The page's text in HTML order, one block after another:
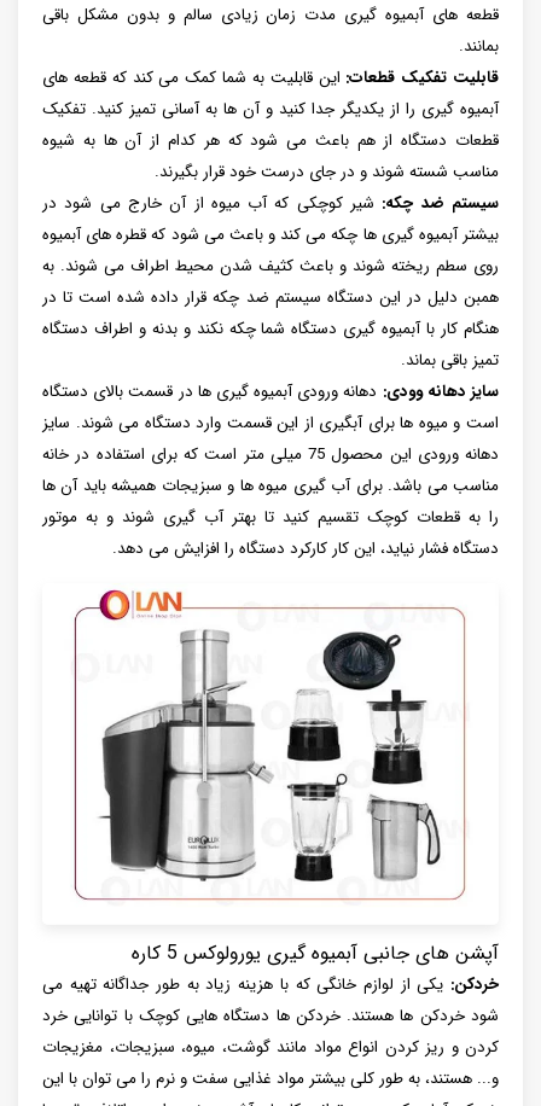
قطعه های آبمیوه گیری مدت زمان زیادی سالم و بدون مشکل باقی
بمانند.
قابلیت تفکیک قطعات: این قابلیت به شما کمک می کند که قطعه های
آبمیوه گیری را از یکدیگر جدا کنید و آن ها به آسانی تمیز کنید. تفکیک
قطعات دستگاه از هم باعث می شود که هر کدام از آن ها به شیوه
مناسب شسته شوند و در جای درست خود قرار بگیرند.
سیستم ضد چکه: شیر کوچکی که آب میوه از آن خارج می شود در
بیشتر آبمیوه گیری ها چکه می کند و باعث می شود که قطره های آبمیوه
روی سطم ریخته شوند و باعث کثیف شدن محیط اطراف می شوند. به
همبن دلیل در این دستگاه سیستم ضد چکه قرار داده شده است تا در
هنگام کار با آبمیوه گیری دستگاه شما چکه نکند و بدنه و اطراف دستگاه
تمیز باقی بماند.
سایز دهانه وودی: دهانه ورودی آبمیوه گیری ها در قسمت بالای دستگاه
است و میوه ها برای آبگیری از این قسمت وارد دستگاه می شوند. سایز
دهانه ورودی این محصول 75 میلی متر است که برای استفاده در خانه
مناسب می باشد. برای آب گیری میوه ها و سبزیجات همیشه باید آن ها
را به قطعات کوچک تقسیم کنید تا بهتر آب گیری شوند و به موتور
دستگاه فشار نیاید، این کار کارکرد دستگاه را افزایش می دهد.
آپشن های جانبی آبمیوه گیری یورولوکس 5 کاره
خردکن: یکی از لوازم خانگی که با هزینه زیاد به طور جداگانه تهیه می
شود خردکن ها هستند. خردکن ها دستگاه هایی کوچک با توانایی خرد
کردن و ریز کردن انواع مواد مانند گوشت، میوه، سبزیجات، مغزیجات
و... هستند، به طور کلی بیشتر مواد غذایی سفت و نرم را می توان با این